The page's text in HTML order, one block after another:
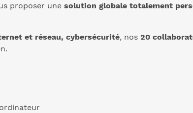
proposer unesolution globale totalement
et réseau, cybersécurité, nos20